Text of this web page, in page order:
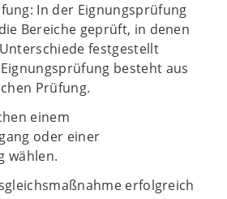
In der Eignungsprüfung
Bereiche geprüft, in denen
festgestellt
besteht aus
Prüfung.
einem
oder einer
wählen.
erfolgreich